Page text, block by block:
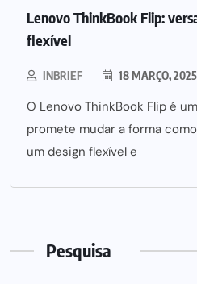
Lenovo ThinkBook Flip:
flexível
INBRIEF 18 MARÇO, 2025
O Lenovo ThinkBook Flip é
promete mudar a forma
um design flexível e
Pesquisa